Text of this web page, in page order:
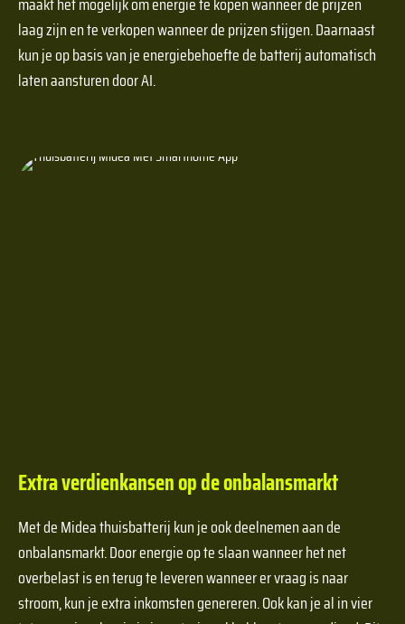
laag zijn en te verkopen wanneer de prijzen stijgen. Daarnaast
kun je op basis van je energiebehoefte de batterij automatisch
laten aansturen door AI.
Extra verdienkansen op de onbalansmarkt
Met de Midea thuisbatterij kun je ook deelnemen aan de
onbalansmarkt. Door energie op te slaan wanneer het net
overbelast is en terug te leveren wanneer er vraag is naar
stroom, kun je extra inkomsten genereren. Ook kan je al in vier